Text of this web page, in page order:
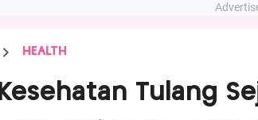
HEALTH
Tulang